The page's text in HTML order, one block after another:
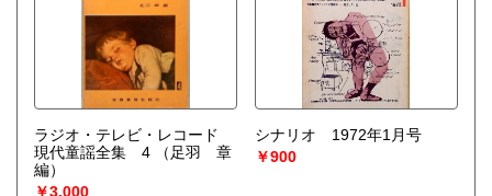
ラジオ・テレビ・レコード
現代童謡全集 4
（足羽 章
編）
￥3,000
シナリオ 1972年1月号
￥900